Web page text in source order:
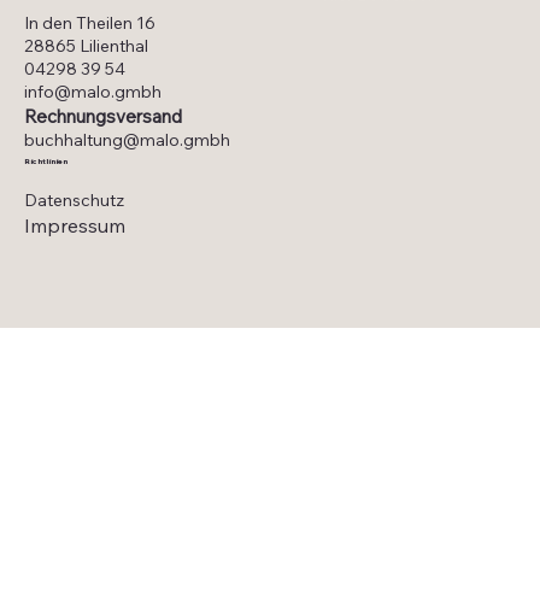
In den Theilen 16
28865 Lilienthal
04298 39 54
info@malo.gmbh
Rechnungsversand
buchhaltung@malo.gmbh
Richtlinien
Datenschutz
Impressum